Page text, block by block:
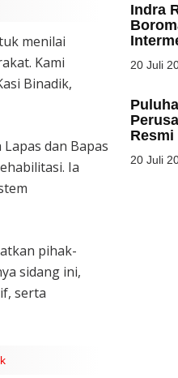
menilai
Kami
Binadik,
dan Bapas
Ia
pihak-
sidang ini,
serta
Indra
20 Juli
20 Juli